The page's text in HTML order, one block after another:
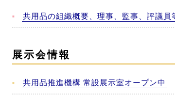
共用品の組織概要、理事、監事、評議員
展示会情報
共用品推進機構 常設展示室オープン中